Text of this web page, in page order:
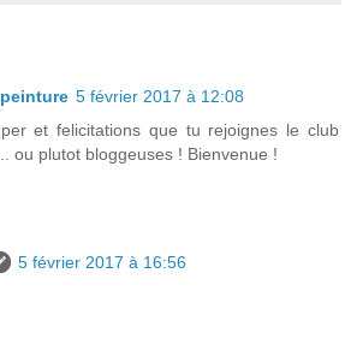
5 février 2017 à 12:08
et felicitations que tu rejoignes le club
ou plutot bloggeuses ! Bienvenue !
5 février 2017 à 16:56